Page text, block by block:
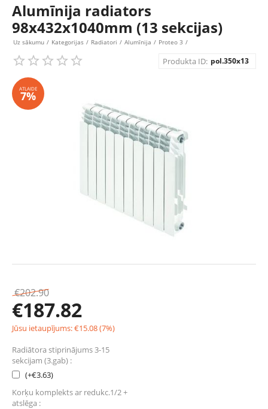
Alumīnija radiators
98x432x1040mm (13 sekcijas)
Uz sākumu / Kategorijas / Radiatori / Alumīnija / Proteo 3 /
Produkta ID: pol.350x13
ATLAIDE
7%
€202.90
€187.82
Jūsu ietaupījums:€15.08(7%)
Radiātora stiprinājums 3-15
sekcijam (3.gab) :
(+€3.63)
Korķu komplekts ar redukc.1/2 +
atslēga :